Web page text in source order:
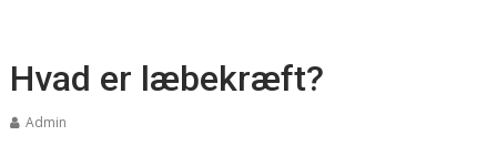
Hvad er læbekræft?
Admin